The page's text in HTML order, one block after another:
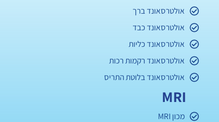
אולטרסאונד ברך
אולטרסאונד כבד
אולטרסאונד כליות
אולטרסאונד רקמות רכות
אולטרסאונד בלוטת התריס
MRI
מכון MRI